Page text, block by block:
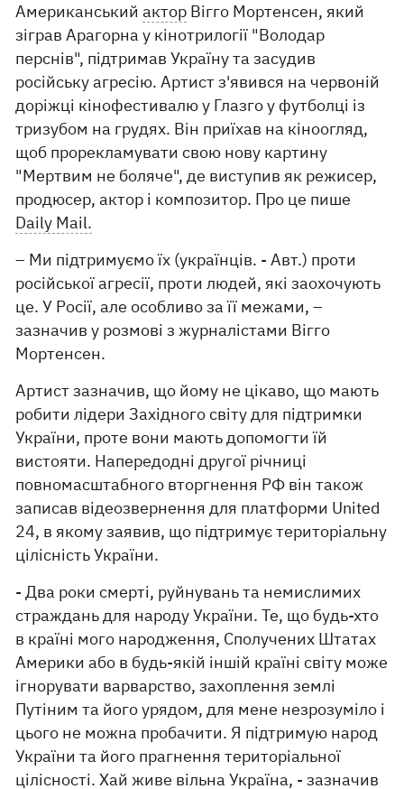
Американськийактор Вігго Мортенсен, який
зіграв Арагорна у кінотрилогії "Володар
перснів", підтримав Україну та засудив
російську агресію. Артист з'явився на червоній
доріжці кінофестивалю у Глазго у футболці із
тризубом на грудях. Він приїхав на кіноогляд,
щоб прорекламувати свою нову картину
"Мертвим не боляче", де виступив як режисер,
продюсер, актор і композитор. Про це пише
Daily Mail.
– Ми підтримуємо їх (українців. - Авт.) проти
російської агресії, проти людей, які заохочують
це. У Росії, але особливо за її межами, –
зазначив у розмові з журналістами Вігго
Мортенсен.
Артист зазначив, що йому не цікаво, що мають
робити лідери Західного світу для підтримки
України, проте вони мають допомогти їй
вистояти. Напередодні другої річниці
повномасштабного вторгнення РФ він також
записав відеозвернення для платформи United
24, в якому заявив, що підтримує територіальну
цілісність України.
- Два роки смерті, руйнувань та немислимих
страждань для народу України. Те, що будь-хто
в країні мого народження, Сполучених Штатах
Америки або в будь-якій іншій країні світу може
ігнорувати варварство, захоплення землі
Путіним та його урядом, для мене незрозуміло і
цього не можна пробачити. Я підтримую народ
України та його прагнення територіальної
цілісності. Хай живе вільна Україна, -зазначив